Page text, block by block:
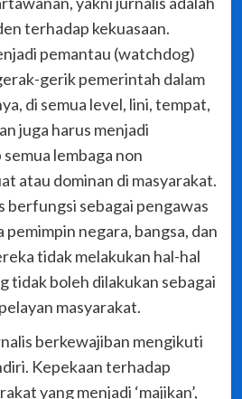
terhadap kekuasaan.
pemantau (watchdog)
gerik pemerintah dalam
di semua level, lini, tempat,
juga harus menjadi
lembaga non
atau dominan di masyarakat.
berfungsi sebagai pengawas
negara, bangsa, dan
tidak melakukan hal-hal
tidak boleh dilakukan sebagai
masyarakat.
berkewajiban mengikuti
Kepekaan terhadap
yang menjadi ‘majikan’,